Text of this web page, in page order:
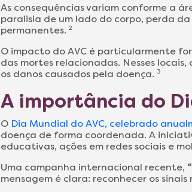
As consequências variam conforme a
paralisia de um lado do corpo, perda
permanentes. 2
O impacto do AVC é particularmente
das mortes relacionadas. Nesses
os danos causados pela doença. 3
A importância do
O Dia Mundial do AVC, celebrado
doença de forma coordenada. A
educativas, ações em redes sociais e
Uma campanha internacional recente,
mensagem é clara: reconhecer os